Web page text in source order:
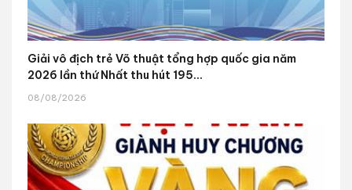
Giải vô địch trẻ Võ thuật tổng hợp quốc gia năm
2026 lần thứ Nhất thu hút 195...
08/08/2026